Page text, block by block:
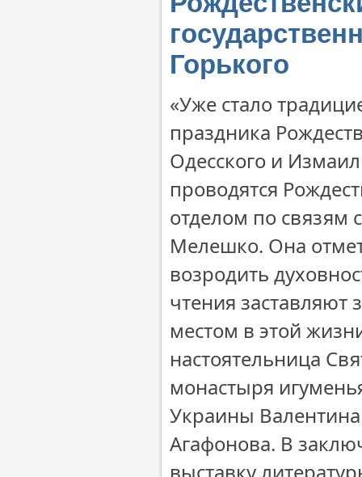
Горького
«Уже стало
праздника
Одесского и
проводятся
отделом по связям
Мелешко. Она
возродить
чтения
местом в этой
настоятельница
монастыря
Украины
Агафонова. В